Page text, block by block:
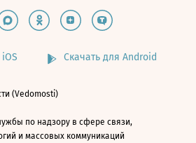
Скачать для Android
(Vedomosti)
по надзору в сфере связи,
и массовых коммуникаций